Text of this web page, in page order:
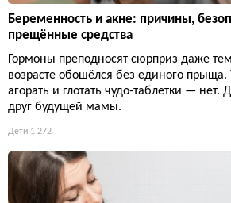
Беременность и акне: причины,
прещённые средства
Гормоны преподносят сюрприз даже
возрасте обошёлся без единого
агорать и глотать чудо-таблетки —
друг будущей мамы.
Дети 1 272